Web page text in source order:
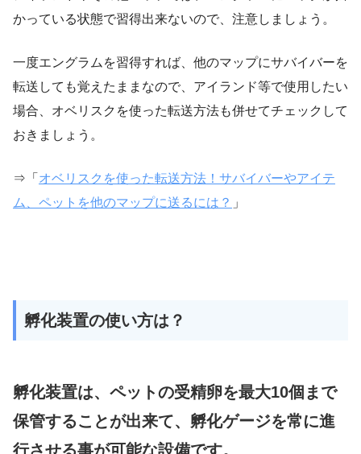
かっている状態で習得出来ないので、注意しましょう。
一度エングラムを習得すれば、他のマップにサバイバーを
転送しても覚えたままなので、アイランド等で使用したい
場合、オベリスクを使った転送方法も併せてチェックして
おきましょう。
⇒「 オベリスクを使った転送方法！サバイバーやアイテ
ム、ペットを他のマップに送るには？ 」
孵化装置の使い方は？
孵化装置は、ペットの受精卵を最大10個まで
保管することが出来て、孵化ゲージを常に進
行させる事が可能な設備です。